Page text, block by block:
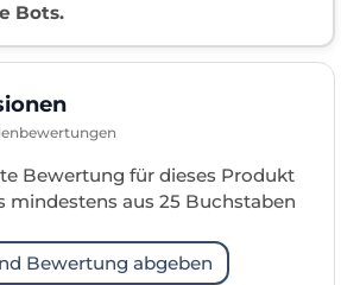
Bots.
Bewertung für dieses Produkt
mindestens aus 25 Buchstaben
Bewertung abgeben